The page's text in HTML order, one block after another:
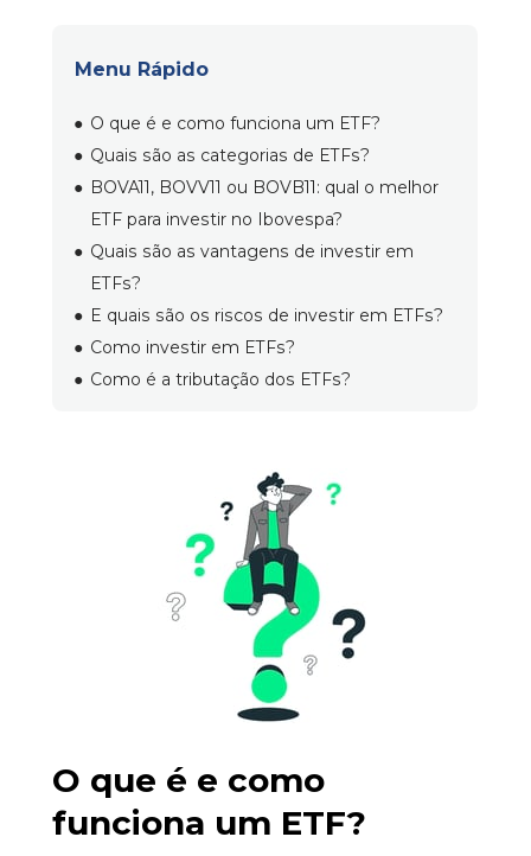
O que é e como funciona um ETF?
Quais são as categorias de ETFs?
BOVA11, BOVV11 ou BOVB11: qual o melhor
ETF para investir no Ibovespa?
Quais são as vantagens de investir em
ETFs?
E quais são os riscos de investir em ETFs?
Como investir em ETFs?
Como é a tributação dos ETFs?
Menu Rápido
O que é e como
funciona um ETF?